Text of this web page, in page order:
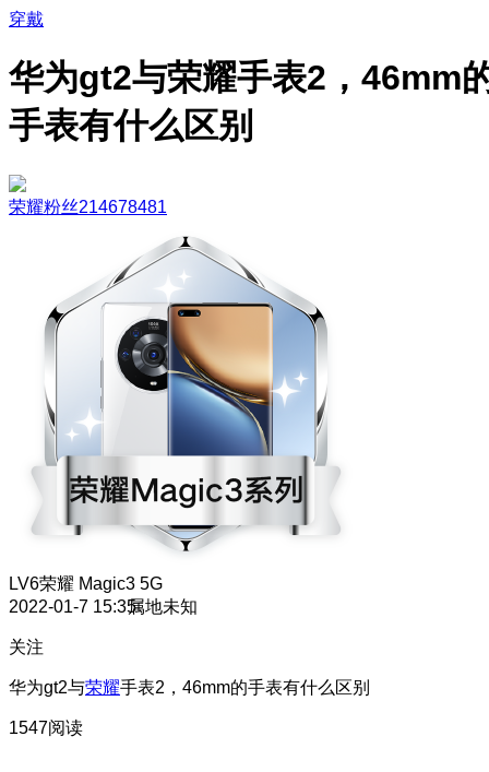
穿戴
华为gt2与荣耀手表2，46mm
手表有什么区别
荣耀粉丝214678481
LV6荣耀 Magic3 5G
2022-01-7 15:35属地未知
关注
华为gt2与荣耀手表2，46mm的手表有什么区别
1547阅读